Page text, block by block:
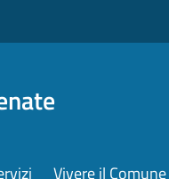
Vivere il Comune